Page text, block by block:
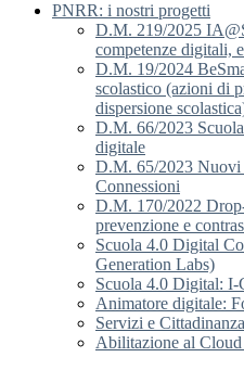
PNRR: i nostri progetti
D.M. 219/2025
competenze digitali,
D.M. 19/2024
scolastico (azioni di
dispersione
D.M. 66/2023
digitale
D.M. 65/2023 Nuovi
Connessioni
D.M. 170/2022
prevenzione e
Scuola 4.0 Digital
Generation Labs)
Scuola 4.0 Digital: I-
Animatore digitale:
Servizi e
Abilitazione al Cloud